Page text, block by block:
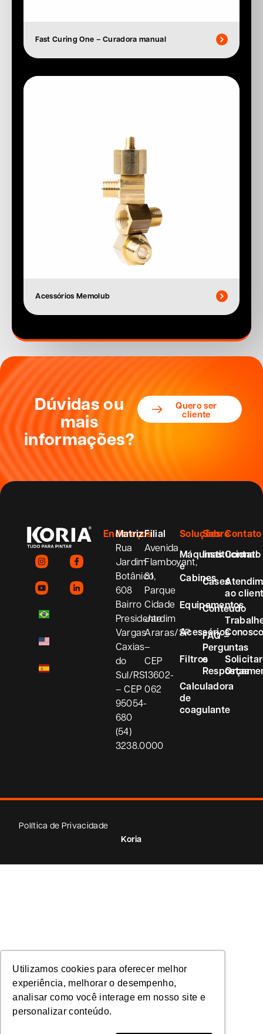
Utilizamos cookies para oferecer melhor
experiência, melhorar o desempenho,
analisar como você interage em nosso site e
personalizar conteúdo.
Fast Curing One – Curadora manual
Acessórios Memolub
Dúvidas ou
mais
informações?
Quero ser
cliente
Endereços
Matriz
Rua
Jardim
Botânico,
608
Bairro
Presidente
Vargas
Caxias
do
Sul/RS
– CEP
95054-
680
(54)
3238.0000
Filial
Avenida
Flamboyant,
81
Parque
Cidade
Jardim
Araras/SP
–
CEP
13602-
062
Soluções
Máquinas
e
Cabines
Equipamentos
Acessórios
Filtros
Calculadora
de
coagulante
Sobre
Institucional
Cases
Conteúdo
FAQ –
Perguntas
e
Respostas
Contato
Contato
ao
Solicitar
Política de Privacidade
Koria